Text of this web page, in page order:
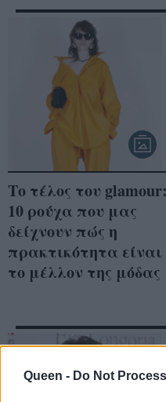
Queen - Do Not
Το τέλος του glamour:
10 ρούχα που μας
δείχνουν πώς η
πρακτικότητα είναι
το μέλλον της μόδας